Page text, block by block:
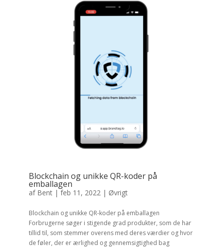
Blockchain og unikke QR-koder på
emballagen
af Bent |feb 11, 2022 | Øvrigt
Blockchain og unikke QR-koder på emballagen
Forbrugerne søger i stigende grad produkter, som de har
tillid til, som stemmer overens med deres værdier og hvor
de føler, der er ærlighed og gennemsigtighed bag